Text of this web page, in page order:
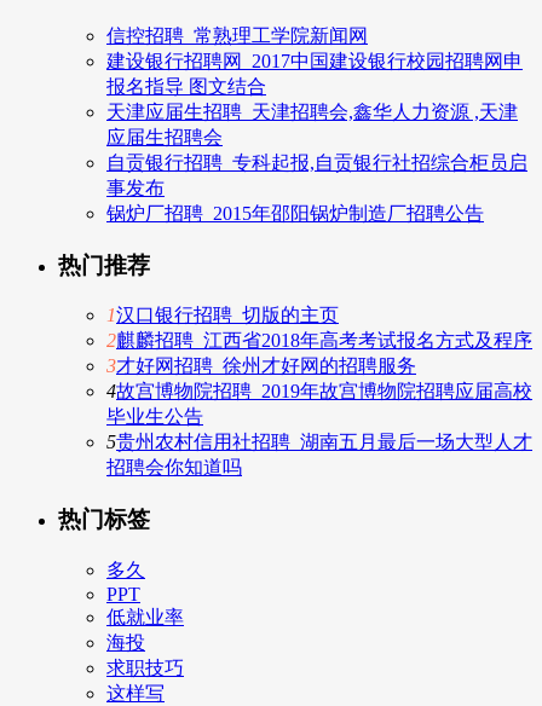
信控招聘_常熟理工学院新闻网
建设银行招聘网_2017中国建设银行校园招聘网申
报名指导 图文结合
天津应届生招聘_天津招聘会,鑫华人力资源 ,天津
应届生招聘会
自贡银行招聘_专科起报,自贡银行社招综合柜员启
事发布
锅炉厂招聘_2015年邵阳锅炉制造厂招聘公告
热门推荐
1汉口银行招聘_切版的主页
2麒麟招聘_江西省2018年高考考试报名方式及程序
3才好网招聘_徐州才好网的招聘服务
4故宫博物院招聘_2019年故宫博物院招聘应届高校
毕业生公告
5贵州农村信用社招聘_湖南五月最后一场大型人才
招聘会你知道吗
热门标签
多久
PPT
低就业率
海投
求职技巧
这样写